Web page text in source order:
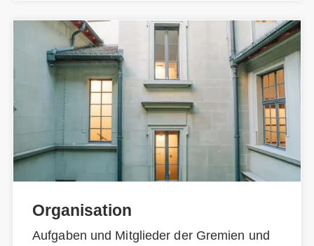
Organisation
Aufgaben und Mitglieder der Gremien und